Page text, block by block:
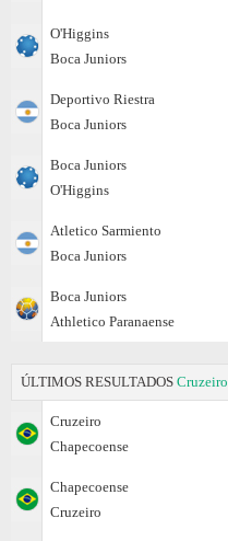
O'Higgins
Boca Juniors
Deportivo Riestra
Boca Juniors
Boca Juniors
O'Higgins
Atletico Sarmiento
Boca Juniors
Boca Juniors
Athletico Paranaense
ÚLTIMOS RESULTADOS Cruzeiro
Cruzeiro
Chapecoense
Chapecoense
Cruzeiro